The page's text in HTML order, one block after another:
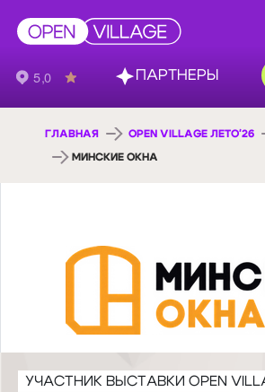
ГЛАВНАЯ OPEN VILLAGE ЛЕТО'26
МИНСКИЕ ОКНА
УЧАСТНИК ВЫСТАВКИ OPEN